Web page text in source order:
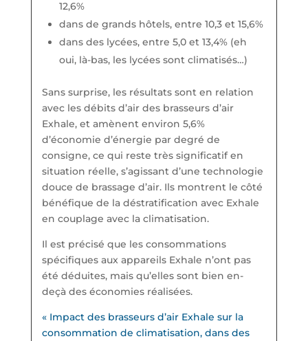
12,6%
dans de grands hôtels, entre 10,3 et 15,6%
dans des lycées, entre 5,0 et 13,4% (eh
oui, là-bas, les lycées sont climatisés…)
Sans surprise, les résultats sont en relation
avec les débits d’air des brasseurs d’air
Exhale, et amènent environ 5,6%
d’économie d’énergie par degré de
consigne, ce qui reste très significatif en
situation réelle, s’agissant d’une technologie
douce de brassage d’air. Ils montrent le côté
bénéfique de la déstratification avec Exhale
en couplage avec la climatisation.
Il est précisé que les consommations
spécifiques aux appareils Exhale n’ont pas
été déduites, mais qu’elles sont bien en-
deçà des économies réalisées.
« Impact des brasseurs d’air Exhale sur la
consommation de climatisation, dans des